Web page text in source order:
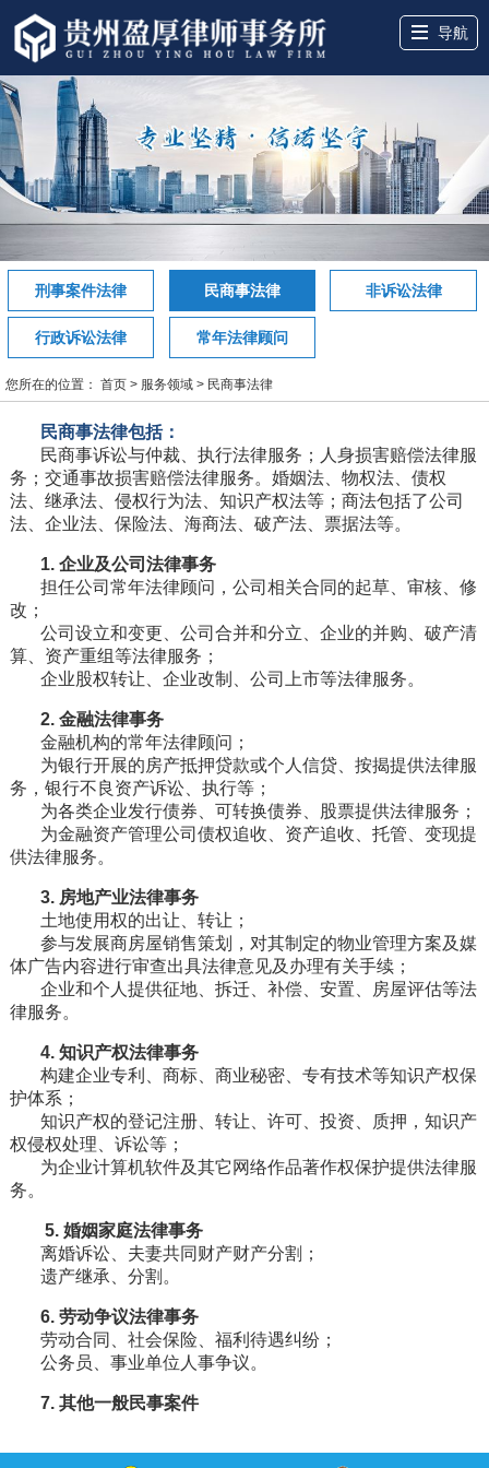
导航
刑事案件法律 民商事法律 非诉讼法律
行政诉讼法律 常年法律顾问
您所在的位置： 首页 > 服务领域 > 民商事法律
民商事法律包括：
民商事诉讼与仲裁、执行法律服务；人身损害赔偿法律服
务；交通事故损害赔偿法律服务。婚姻法、物权法、债权
法、继承法、侵权行为法、知识产权法等；商法包括了公司
法、企业法、保险法、海商法、破产法、票据法等。
1. 企业及公司法律事务
担任公司常年法律顾问，公司相关合同的起草、审核、修
改；
公司设立和变更、公司合并和分立、企业的并购、破产清
算、资产重组等法律服务；
企业股权转让、企业改制、公司上市等法律服务。
2. 金融法律事务
金融机构的常年法律顾问；
为银行开展的房产抵押贷款或个人信贷、按揭提供法律服
务，银行不良资产诉讼、执行等；
为各类企业发行债券、可转换债券、股票提供法律服务；
为金融资产管理公司债权追收、资产追收、托管、变现提
供法律服务。
3. 房地产业法律事务
土地使用权的出让、转让；
参与发展商房屋销售策划，对其制定的物业管理方案及媒
体广告内容进行审查出具法律意见及办理有关手续；
企业和个人提供征地、拆迁、补偿、安置、房屋评估等法
律服务。
4. 知识产权法律事务
构建企业专利、商标、商业秘密、专有技术等知识产权保
护体系；
知识产权的登记注册、转让、许可、投资、质押，知识产
权侵权处理、诉讼等；
为企业计算机软件及其它网络作品著作权保护提供法律服
务。
5. 婚姻家庭法律事务
离婚诉讼、夫妻共同财产财产分割；
遗产继承、分割。
6. 劳动争议法律事务
劳动合同、社会保险、福利待遇纠纷；
公务员、事业单位人事争议。
7. 其他一般民事案件